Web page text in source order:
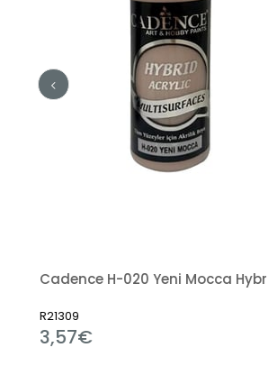
R21309
3,57€